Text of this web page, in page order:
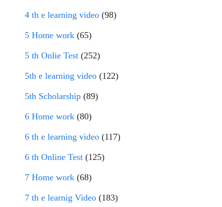
4 th e learning video (98)
5 Home work (65)
5 th Onlie Test (252)
5th e learning video (122)
5th Scholarship (89)
6 Home work (80)
6 th e learning video (117)
6 th Online Test (125)
7 Home work (68)
7 th e learnig Video (183)